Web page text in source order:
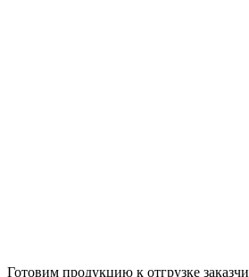
Готовим продукцию к отгрузке